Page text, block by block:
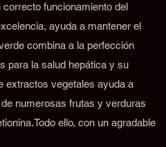
funcionamiento del
ayuda a mantener el
combina a la perfección
para la salud hepática y su
extractos vegetales ayuda a
numerosas frutas y verduras
ello, con un agradable